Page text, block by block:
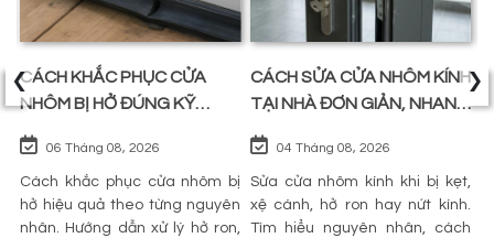
CÁCH KHẮC PHỤC CỬA
NHÔM BỊ HỞ ĐÚNG KỸ
THUẬT, KÍN KHÍT NHƯ MỚI
06 Tháng 08, 2026
Cách khắc phục cửa nhôm bị
hở hiệu quả theo từng nguyên
nhân. Hướng dẫn xử lý hở ron,
CÁCH SỬA CỬA NHÔM KÍNH
TẠI NHÀ ĐƠN GIẢN, NHANH
CHÓNG
04 Tháng 08, 2026
Sửa cửa nhôm kính khi bị kẹt,
xệ cánh, hở ron hay nứt kính.
Tìm hiểu nguyên nhân, cách
‹ ›